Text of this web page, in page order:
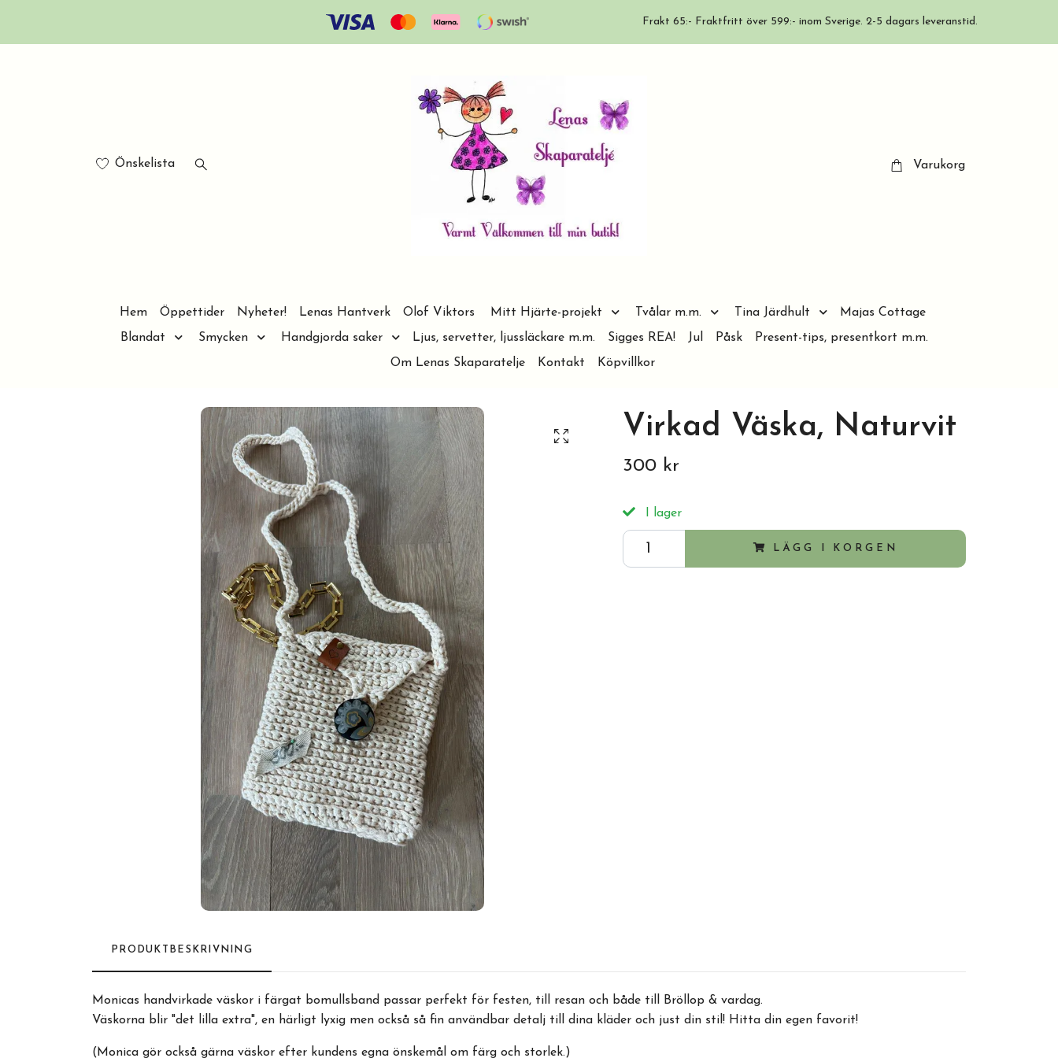
Frakt 65:- Fraktfritt över 599:- inom Sverige. 2-5 dagars leveranstid.
Önskelista Varukorg
Hem Öppettider Nyheter! Lenas Hantverk Olof Viktors Mitt Hjärte-projekt Tvålar m.m. Tina Järdhult
Majas Cottage
Blandat
Smycken Handgjorda saker Ljus, servetter, ljussläckare m.m. Sigges REA! Jul Påsk
Present-tips, presentkort m.m.
Om Lenas Skaparatelje
Kontakt Köpvillkor
Virkad Väska, Naturvit
300 kr
I lager
LÄGG I KORGEN
PRODUKTBESKRIVNING
Monicas handvirkade väskor i färgat bomullsband passar perfekt för festen, till resan och både till Bröllop & vardag.
Väskorna blir "det lilla extra", en härligt lyxig men också så fin användbar detalj till dina kläder och just din stil! Hitta din egen favorit!
(Monica gör också gärna väskor efter kundens egna önskemål om färg och storlek.)